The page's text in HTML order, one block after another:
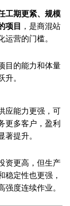
工期更紧、规模
项目 ，是商混站
运营的门槛。
目的能力和体量
升。
应能力更强，可
更多客户，盈利
著提升。
资更高，但生产
稳定性也更强，
强度连续作业。